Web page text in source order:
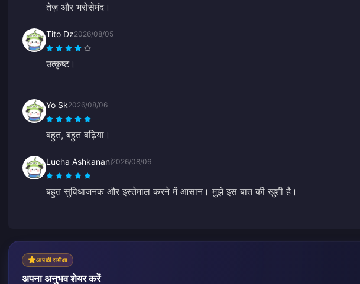
तेज़ और भरोसेमंद।
Tito Dz2026/08/05
उत्कृष्ट।
Yo Sk2026/08/06
बहुत, बहुत बढ़िया।
Lucha Ashkanani2026/08/06
बहुत सुविधाजनक और इस्तेमाल करने में आसान। मुझे इस बात की खुशी है।
आपकी समीक्षा
अपना अनुभव शेयर करें